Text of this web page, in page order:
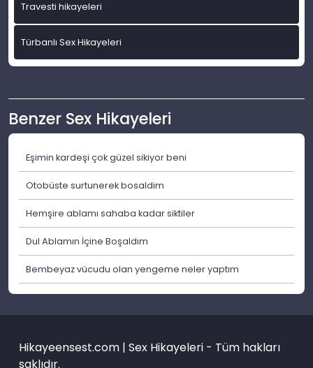
Travesti hikayeleri
Türbanlı Sex Hikayeleri
Benzer Sex Hikayeleri
Eşimin kardeşi çok güzel sikiyor beni
Otobüste surtunerek bosaldim
Hemşire ablamı sahaba kadar siktiler
Dul Ablamın İçine Boşaldım
Bembeyaz vücudu olan yengeme neler yaptım
Hikayeensest.com | Sex Hikayeleri - Tüm hakları
saklıdır.